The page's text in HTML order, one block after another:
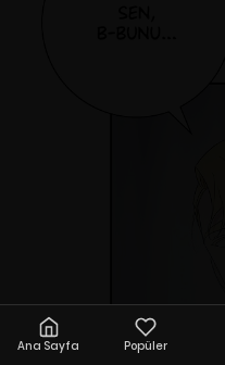
Ana Sayfa Popüler